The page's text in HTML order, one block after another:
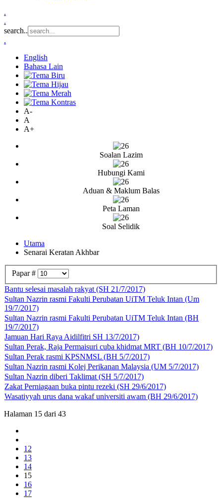
.
.
search..
.
English
Bahasa Lain
A-
A
A+
Soalan Lazim
Hubungi Kami
Aduan & Maklum Balas
Peta Laman
Soal Selidik
Utama
Senarai Keratan Akhbar
Papar #
Bantu selesai masalah rakyat (SH 21/7/2017)
Sultan Nazrin rasmi Fakulti Perubatan UiTM Teluk Intan (Um
19/7/2017)
Sultan Nazrin rasmi Fakulti Perubatan UiTM Teluk Intan (BH
19/7/2017)
Jamuan Hari Raya Aidilfitri SH 13/7/2017)
Sultan Perak, Raja Permaisuri cuba khidmat MRT (BH 10/7/2017)
Sultan Perak rasmi KPSNMSL (BH 5/7/2017)
Sultan Nazrin rasmi Kolej Perikanan Malaysia (UM 5/7/2017)
Sultan Nazrin diberi Taklimat (SH 5/7/2017)
Zakat Perniagaan buka pintu rezeki (SH 29/6/2017)
Wasatiyyah urus dana wakaf universiti awam (BH 29/6/2017)
Halaman 15 dari 43
12
13
14
15
16
17